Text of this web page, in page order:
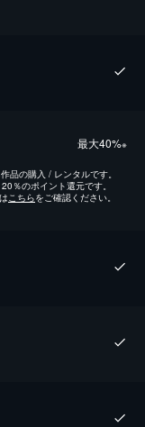
最⼤40%※
品の購入 / レンタルです。
％のポイント還元です。
こちらをご確認ください。